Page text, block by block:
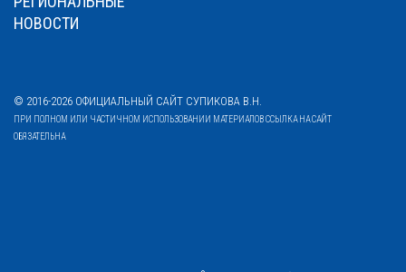
НОВОСТИ
© 2016-2026 ОФИЦИАЛЬНЫЙ САЙТ СУПИКОВА В.Н.
ПРИ ПОЛНОМ ИЛИ ЧАСТИЧНОМ ИСПОЛЬЗОВАНИИ МАТЕРИАЛОВ ССЫЛКА НА САЙТ
ОБЯЗАТЕЛЬНА